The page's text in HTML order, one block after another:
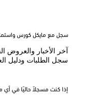
سجل مع مايكل كورس
آخر الأخبار والعروض
سجل الطلبات ودليل
إذا كنت مسجلاً حاليًا في أي